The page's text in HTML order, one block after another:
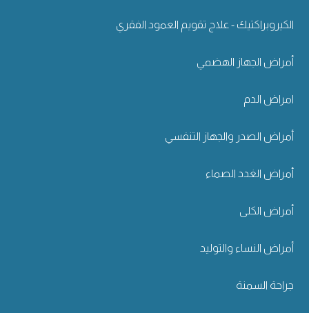
الكيروبراكتيك - علاج تقويم العمود الفقري
أمراض الجهاز الهضمي
امراض الدم
أمراض الصدر والجهاز التنفسي
أمراض الغدد الصماء
أمراض الكلى
أمراض النساء والتوليد
جراحة السمنة